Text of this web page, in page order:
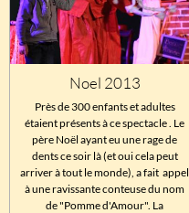
Noel 2013
Près de 300 enfants et adultes
étaient présents à ce spectacle . Le
père Noël ayant eu une rage de
dents ce soir là (et oui cela peut
arriver à tout le monde), a fait appel
à une ravissante conteuse du nom
de "Pomme d'Amour". La